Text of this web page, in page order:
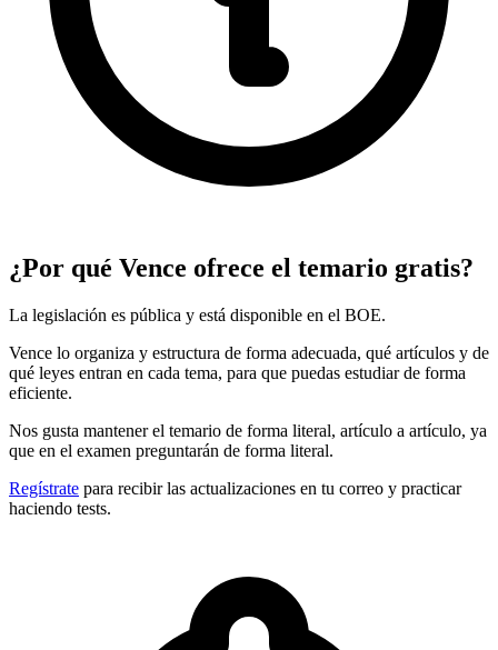
¿Por qué Vence ofrece el temario gratis?
La legislación es pública y está disponible en el BOE.
Vence lo organiza y estructura de forma adecuada, qué artículos y de
qué leyes entran en cada tema, para que puedas estudiar de forma
eficiente.
Nos gusta mantener el temario de forma literal, artículo a artículo, ya
que en el examen preguntarán de forma literal.
Regístrate para recibir las actualizaciones en tu correo y practicar
haciendo tests.